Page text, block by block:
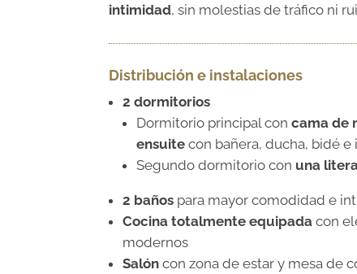
intimidad, sin molestias de tráfico ni
Distribución e instalaciones
2 dormitorios
Dormitorio principal concama de
ensuite con bañera, ducha, bidé e
Segundo dormitorio con una
2 baños para mayor comodidad e
Cocina totalmente equipada con
modernos
Salón con zona de estar y mesa de